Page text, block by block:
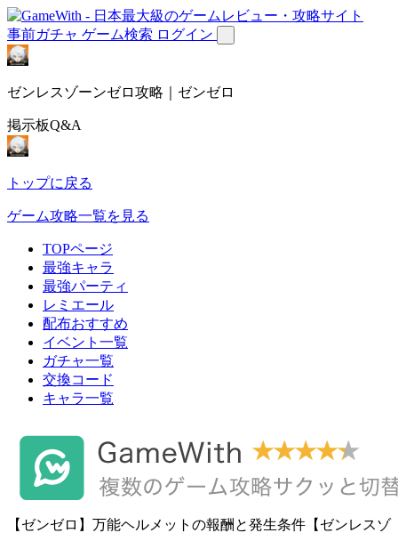
事前ガチャ ゲーム検索 ログイン
ゼンレスゾーンゼロ攻略｜ゼンゼロ
掲示板Q&A
トップに戻る
ゲーム攻略一覧を見る
TOPページ
最強キャラ
最強パーティ
レミエール
配布おすすめ
イベント一覧
ガチャ一覧
交換コード
キャラ一覧
【ゼンゼロ】万能ヘルメットの報酬と発生条件【ゼンレスゾ